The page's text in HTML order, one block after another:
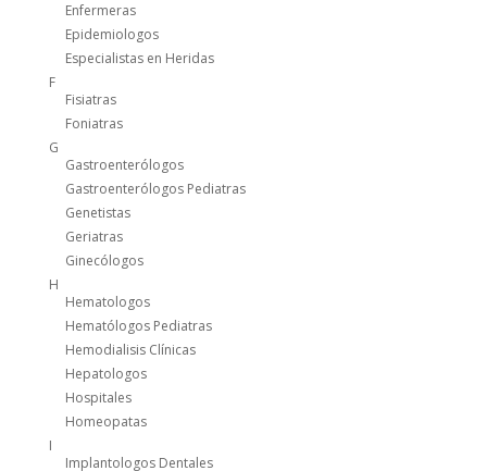
Enfermeras
Epidemiologos
Especialistas en Heridas
F
Fisiatras
Foniatras
G
Gastroenterólogos
Gastroenterólogos Pediatras
Genetistas
Geriatras
Ginecólogos
H
Hematologos
Hematólogos Pediatras
Hemodialisis Clínicas
Hepatologos
Hospitales
Homeopatas
I
Implantologos Dentales